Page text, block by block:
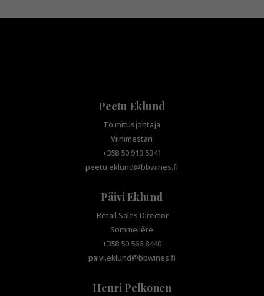
Peetu Eklund
Toimitusjohtaja
Viinimestari
+358 50 913 5341
peetu.eklund@bbwines.fi
Päivi Eklund
Retail Sales Director
Sommelière
+358 50 566 8440
paivi.eklund@bbwines.fi
Henri Pelkonen